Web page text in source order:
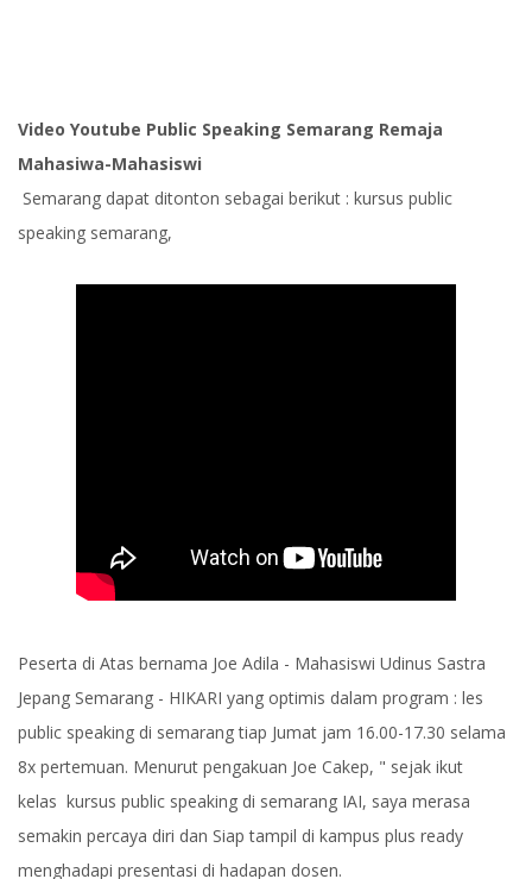
Video Youtube Public Speaking Semarang Remaja
Mahasiwa-Mahasiswi
Semarang dapat ditonton sebagai berikut : kursus public
speaking semarang,
Peserta di Atas bernama Joe Adila - Mahasiswi Udinus Sastra
Jepang Semarang - HIKARI yang optimis dalam program : les
public speaking di semarang tiap Jumat jam 16.00-17.30 selama
8x pertemuan. Menurut pengakuan Joe Cakep, " sejak ikut
kelas kursus public speaking di semarang IAI, saya merasa
semakin percaya diri dan Siap tampil di kampus plus ready
menghadapi presentasi di hadapan dosen.